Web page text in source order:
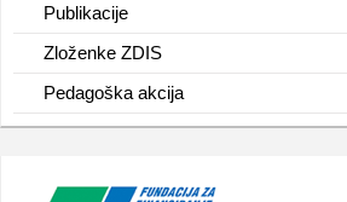
Publikacije
Zloženke ZDIS
Pedagoška akcija